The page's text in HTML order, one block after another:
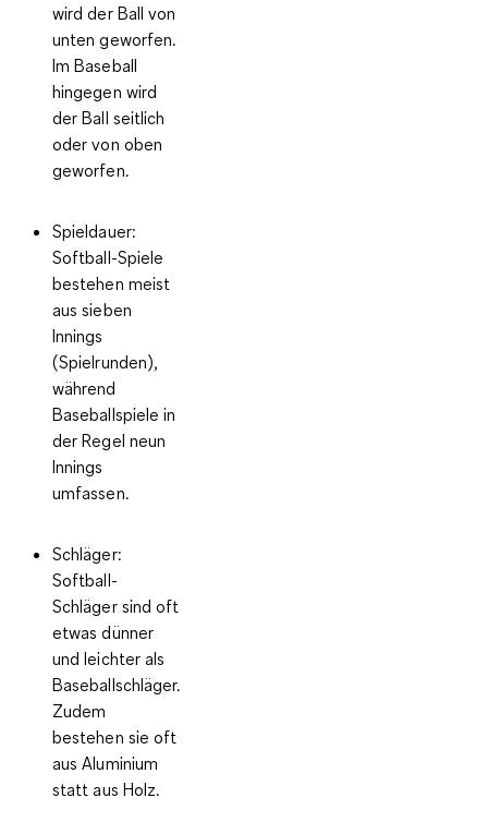
wird der Ball von
unten geworfen.
Im Baseball
hingegen wird
der Ball seitlich
oder von oben
geworfen.
Spieldauer:
Softball-Spiele
bestehen meist
aus sieben
Innings
(Spielrunden),
während
Baseballspiele in
der Regel neun
Innings
umfassen.
Schläger:
Softball-
Schläger sind oft
etwas dünner
und leichter als
Baseballschläger.
Zudem
bestehen sie oft
aus Aluminium
statt aus Holz.